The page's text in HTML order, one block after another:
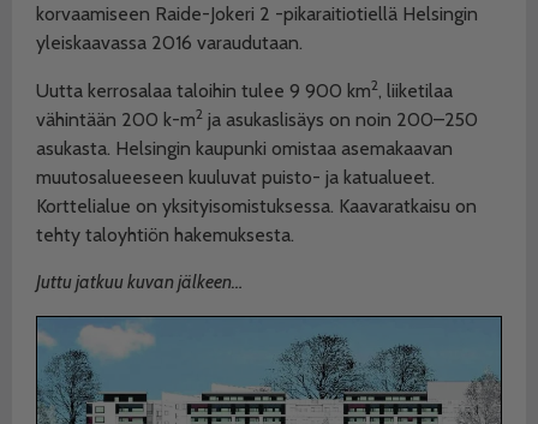
korvaamiseen Raide-Jokeri 2 -pikaraitiotiellä Helsingin
yleiskaavassa 2016 varaudutaan.
Uutta kerrosalaa taloihin tulee 9 900 km2, liiketilaa
vähintään 200 k-m2 ja asukaslisäys on noin 200–250
asukasta. Helsingin kaupunki omistaa asemakaavan
muutosalueeseen kuuluvat puisto- ja katualueet.
Korttelialue on yksityisomistuksessa. Kaavaratkaisu on
tehty taloyhtiön hakemuksesta.
Juttu jatkuu kuvan jälkeen…